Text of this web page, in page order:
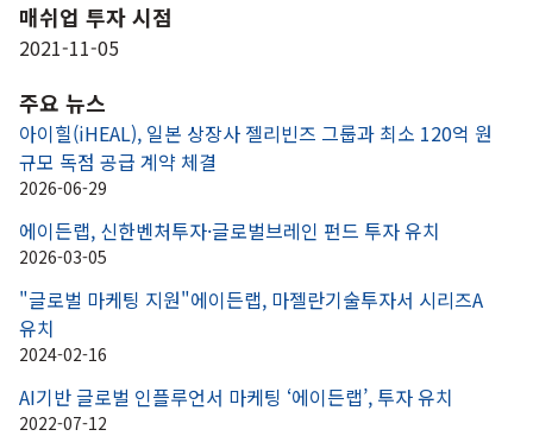
매쉬업 투자 시점
2021-11-05
주요 뉴스
아이힐(iHEAL), 일본 상장사 젤리빈즈 그룹과 최소 120억 원
규모 독점 공급 계약 체결
2026-06-29
에이든랩, 신한벤처투자·글로벌브레인 펀드 투자 유치
2026-03-05
"글로벌 마케팅 지원"에이든랩, 마젤란기술투자서 시리즈A
유치
2024-02-16
AI기반 글로벌 인플루언서 마케팅 ‘에이든랩’, 투자 유치
2022-07-12